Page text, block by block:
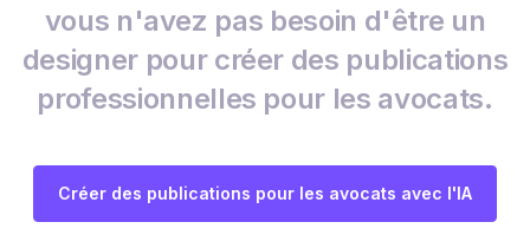
vous n'avez pas besoin d'être un
designer pour créer des publications
professionnelles pour les avocats.
Créer des publications pour les avocats avec l'IA